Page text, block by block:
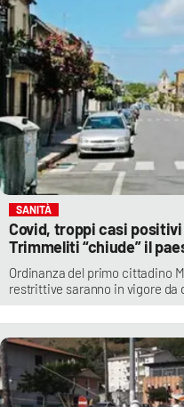
SANITÀ
Covid, troppi casi
Trimmeliti “chiude” il
Ordinanza del primo cittadino
restrittive saranno in vigore da